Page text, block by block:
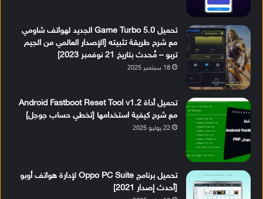
تحميل Game Turbo 5.0 الجديد لهواتف شاومي
مع شرح طريقة تثبيته [الإصدار العالمي من الجيم
تربو – مُحدث بتاريخ 21 نوفمبر 2023]
18 سبتمبر 2025
تحميل أداة Android Fastboot Reset Tool v1.2
مع شرح كيفية استخدامها [تخطي حساب جوجل]
22 يوليو 2025
تحميل برنامج Oppo PC Suite لإدارة هواتف أوبو
[أحدث إصدار 2021]